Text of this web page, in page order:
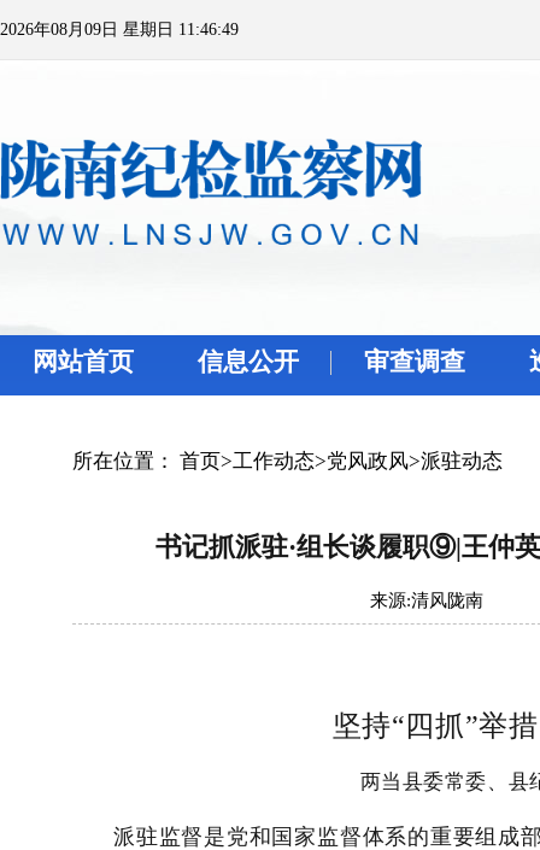
2026年08月09日 星期日 11:46:49
网站首页 信息公开 审查调查
所在位置： 首页>工作动态>党风政风>派驻动态
书记抓派驻·组长谈履职⑨|王仲
来源:清风陇南
坚持“四抓”举
两当县委常委、县
派驻监督是党和国家监督体系的重要组成